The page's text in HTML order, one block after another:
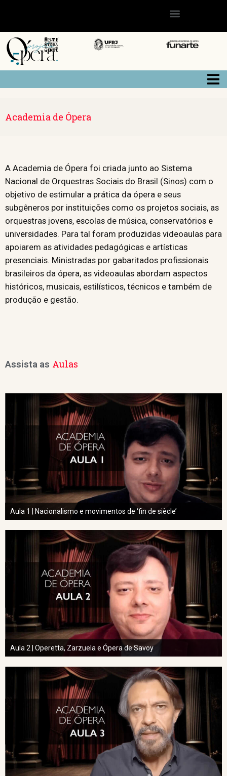
Academia de Ópera
A Academia de Ópera foi criada junto ao Sistema
Nacional de Orquestras Sociais do Brasil (Sinos) com o
objetivo de estimular a prática da ópera e seus
subgêneros por instituições como os projetos sociais, as
orquestras jovens, escolas de música, conservatórios e
universidades. Para tal foram produzidas videoaulas para
apoiarem as atividades pedagógicas e artísticas
presenciais. Ministradas por gabaritados profissionais
brasileiros da ópera, as videoaulas abordam aspectos
históricos, musicais, estilísticos, técnicos e também de
produção e gestão.
Assista as Aulas
Aula 1 | Nacionalismo e movimentos de ‘fin de siècle’
Aula 2 | Operetta, Zarzuela e Ópera de Savoy